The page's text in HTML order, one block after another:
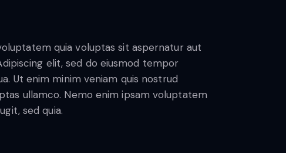
quia voluptas sit aspernatur aut
elit, sed do eiusmod tempor
Ut enim minim veniam quis nostrud
ullamco. Nemo enim ipsam voluptatem
sed quia.